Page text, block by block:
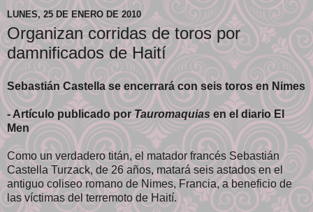
LUNES, 25 DE ENERO DE 2010
Organizan corridas de toros por
damnificados de Haití
Sebastián Castella se encerrará con seis toros en Nimes
- Artículo publicado porTauromaquiasen el diario El
Men
Como un verdadero titán, el matador francés Sebastián
Castella Turzack, de 26 años, matará seis astados en el
antiguo coliseo romano de Nimes, Francia, a beneficio de
las víctimas del terremoto de Haití.